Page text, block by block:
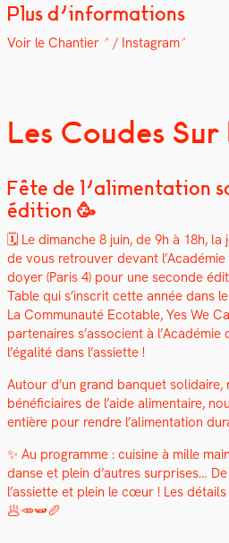
Plus d’informations
Voir le Chantier / Insta­gram
Les Coudes
Fête de l’alimentation
édition 🥳
🗓️ Le dimanche 8 juin, de 9h à 18h,
de vous retrou­ver devant
doy­er (Paris 4) pour une sec­onde
Table qui s’inscrit cette année dans
La Com­mu­nauté Ecotable, Yes We
parte­naires s’associent à
l’égalité dans l’assiette !
Autour d’un grand ban­quet
béné­fi­ci­aires de l’aide ali­men­taire,
entière pour ren­dre l’alimentation
✨ Au pro­gramme : cui­sine à mille
danse et plein d’autres sur­pris­es…
l’assiette et plein le cœur ! Les
🥟🥕🫛🥖